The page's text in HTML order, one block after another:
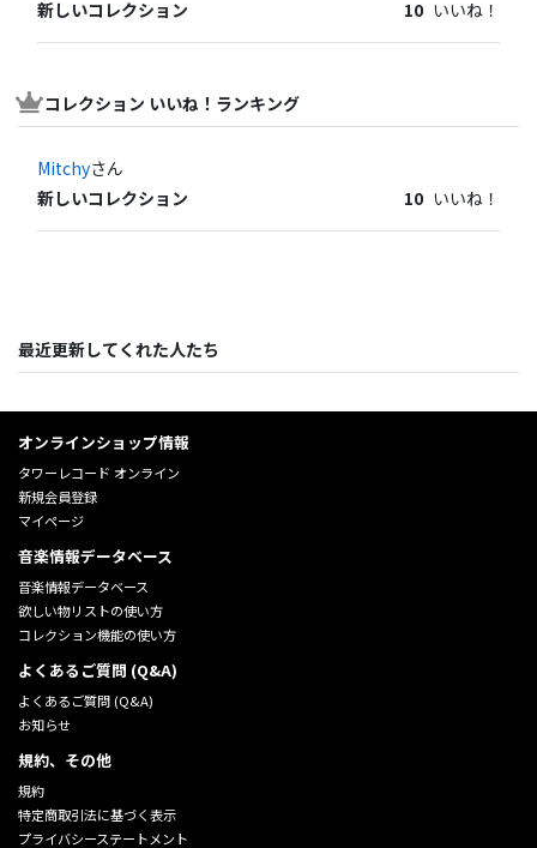
新しいコレクション
10 いいね！
コレクション いいね！ランキング
Mitchyさん
新しいコレクション
10 いいね！
最近更新してくれた人たち
オンラインショップ情報
タワーレコード オンライン
新規会員登録
マイページ
音楽情報データベース
音楽情報データベース
欲しい物リストの使い方
コレクション機能の使い方
よくあるご質問 (Q&A)
よくあるご質問 (Q&A)
お知らせ
規約、その他
規約
特定商取引法に基づく表示
プライバシーステートメント